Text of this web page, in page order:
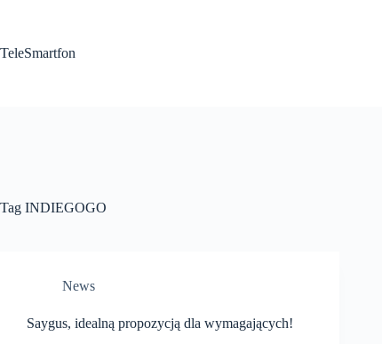
TeleSmartfon
Tag INDIEGOGO
News
Saygus, idealną propozycją dla wymagających!